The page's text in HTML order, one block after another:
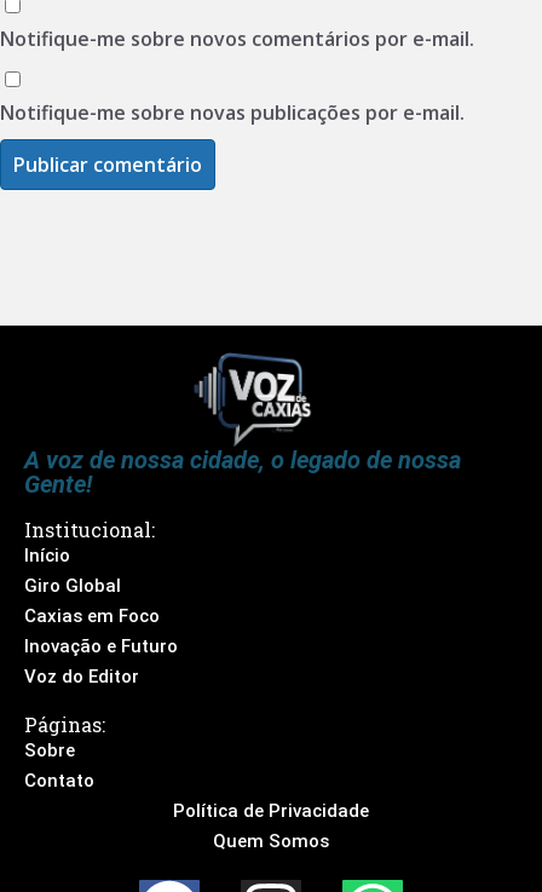
Notifique-me sobre novos comentários por e-mail.
Notifique-me sobre novas publicações por e-mail.
A voz de nossa cidade, o legado de nossa
Gente!
Institucional:
Início
Giro Global
Caxias em Foco
Inovação e Futuro
Voz do Editor
Páginas:
Sobre
Contato
Política de Privacidade
Quem Somos